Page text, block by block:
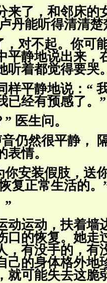
来了，和邻床的
丹能听得清清楚
，对不起。你可
平静地说出来，
听着都觉得要哭
样平静地说：“
已经有预感了。”
医生问。
仍然很平静，
情。
你安装假肢，送
复正常生活的
”
动运动，扶着墙
口的恢复。她走
，有没手的，有
己的身体格外地
就可能失去这脆